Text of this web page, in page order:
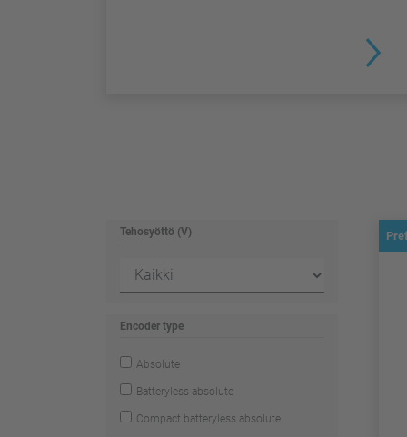
Tehosyöttö (V)
Encoder type
Absolute
Batteryless absolute
Compact batteryless absolute